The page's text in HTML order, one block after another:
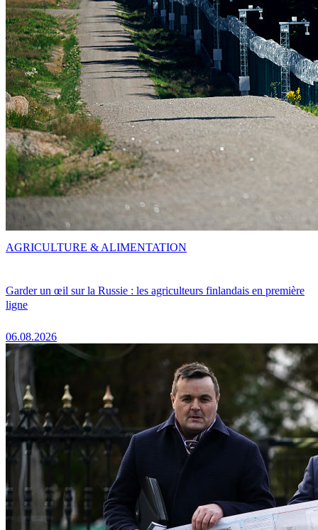
Garder un œil sur la Russie : les agriculteurs finlandais en première
ligne
06.08.2026
AGRICULTURE & ALIMENTATION